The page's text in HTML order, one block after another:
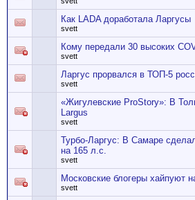
Как LADA доработала Ларгусы
svett
Кому передали 30 высоких
svett
Ларгус прорвался в ТОП-5
svett
«Жигулевские ProStory»: В
Largus
svett
Турбо-Ларгус: В Самаре
на 165 л.с.
svett
Московские блогеры хайпуют
svett